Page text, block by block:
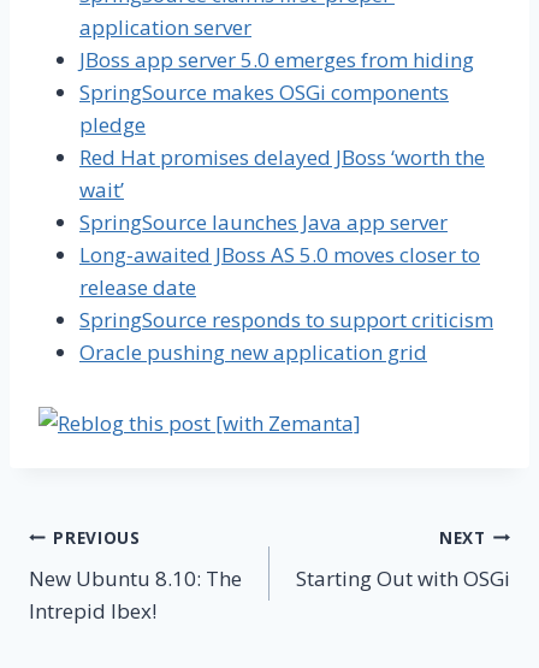
application server
JBoss app server 5.0 emerges from hiding
SpringSource makes OSGi components
pledge
Red Hat promises delayed JBoss ‘worth the
wait’
SpringSource launches Java app server
Long-awaited JBoss AS 5.0 moves closer to
release date
SpringSource responds to support criticism
Oracle pushing new application grid
Post
navigation
PREVIOUS
New Ubuntu 8.10: The
Intrepid Ibex!
NEXT
Starting Out with OSGi